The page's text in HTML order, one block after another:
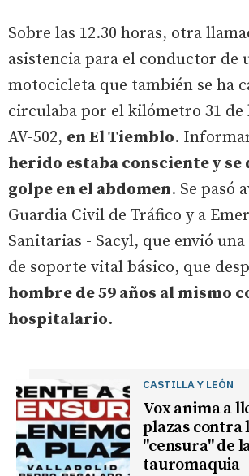
Sobre las 12.30 horas, otra
asistencia para el conductor de
motocicleta que también se ha
circulaba por el kilómetro 31 de
AV-502, en El Tiemblo.
herido estaba consciente y se
golpe en el abdomen. Se pasó
Guardia Civil de Tráfico y a
Sanitarias - Sacyl, que envió
de soporte vital básico, que
hombre de 59 años al mismo
hospitalario.
CASTILLA Y LEÓN
Vox anima a
plazas contra
"censura" de
tauromaquia